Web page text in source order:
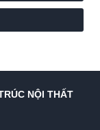
NỘI THẤT